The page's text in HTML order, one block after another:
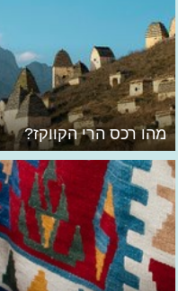
מהו רכס הרי הקווקז?